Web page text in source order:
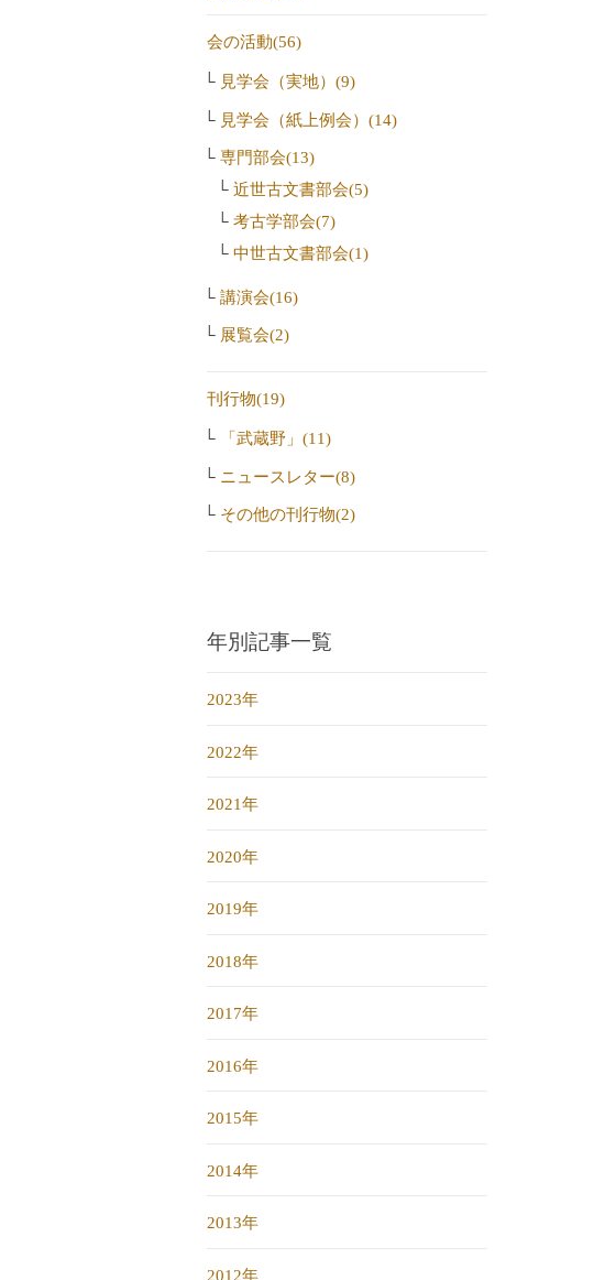
会の活動(56)
見学会（実地）(9)
見学会（紙上例会）(14)
専門部会(13)
近世古文書部会(5)
考古学部会(7)
中世古文書部会(1)
講演会(16)
展覧会(2)
刊行物(19)
「武蔵野」(11)
ニュースレター(8)
その他の刊行物(2)
年別記事一覧
2023年
2022年
2021年
2020年
2019年
2018年
2017年
2016年
2015年
2014年
2013年
2012年